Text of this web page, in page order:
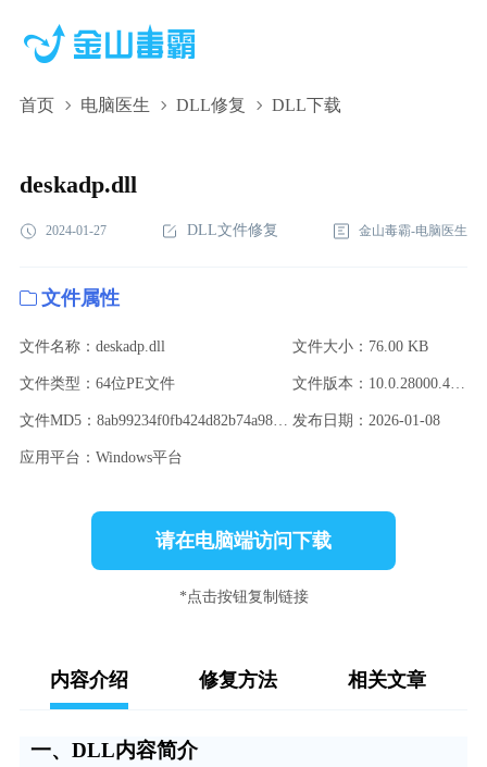
首页 电脑医生 DLL修复 DLL下载
deskadp.dll,deskadp.dll下载,deskadp.dll修复
deskadp.dll
2024-01-27 DLL文件修复 金山毒霸-电脑医生
文件属性
文件名称：deskadp.dll 文件大小：76.00 KB
文件类型：64位PE文件 文件版本：10.0.28000.4 (WinBuild.160101.0800)
文件MD5：8ab99234f0fb424d82b74a989e8904ce 发布日期：2026-01-08
应用平台：Windows平台
请在电脑端访问下载
*点击按钮复制链接
内容介绍 修复方法 相关文章
一、DLL内容简介